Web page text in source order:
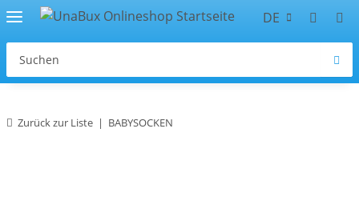
DE
Zurück zur Liste BABYSOCKEN